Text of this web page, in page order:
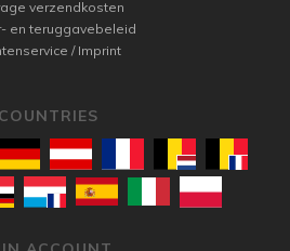
verzendkosten
en teruggavebeleid
/ Imprint
COUNTRIES